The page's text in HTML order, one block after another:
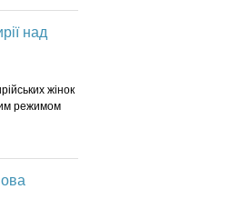
над
жінок
режимом